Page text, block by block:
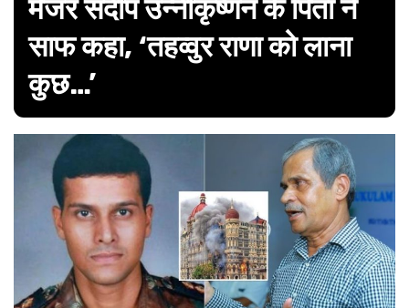
मेजर संदीप उन्नीकृष्णन के पिता ने
साफ कहा, ‘तहव्वुर राणा को लाना
कुछ…’